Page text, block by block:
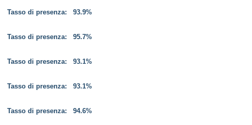
Tasso di presenza: 93.9%
Tasso di presenza: 95.7%
Tasso di presenza: 93.1%
Tasso di presenza: 93.1%
Tasso di presenza: 94.6%